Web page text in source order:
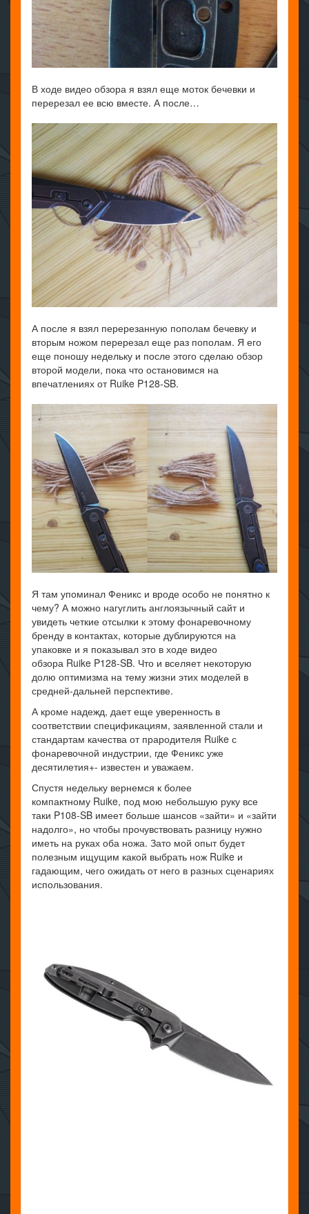
В ходе видео обзора я взял еще моток бечевки и
перерезал ее всю вместе. А после…
А после я взял перерезанную пополам бечевку и
вторым ножом перерезал еще раз пополам. Я его
еще поношу недельку и после этого сделаю обзор
второй модели, пока что остановимся на
впечатлениях от Ruike P128-SB.
Я там упоминал Феникс и вроде особо не понятно к
чему? А можно нагуглить англоязычный сайт и
увидеть четкие отсылки к этому фонаревочному
бренду в контактах, которые дублируются на
упаковке и я показывал это в ходе видео
обзора Ruike P128-SB. Что и вселяет некоторую
долю оптимизма на тему жизни этих моделей в
средней-дальней перспективе.
А кроме надежд, дает еще уверенность в
соответствии спецификациям, заявленной стали и
стандартам качества от прародителя Ruike с
фонаревочной индустрии, где Феникс уже
десятилетия+- известен и уважаем.
Спустя недельку вернемся к более
компактному Ruike, под мою небольшую руку все
таки P108-SB имеет больше шансов «зайти» и «зайти
надолго», но чтобы прочувствовать разницу нужно
иметь на руках оба ножа. Зато мой опыт будет
полезным ищущим какой выбрать нож Ruike и
гадающим, чего ожидать от него в разных сценариях
использования.